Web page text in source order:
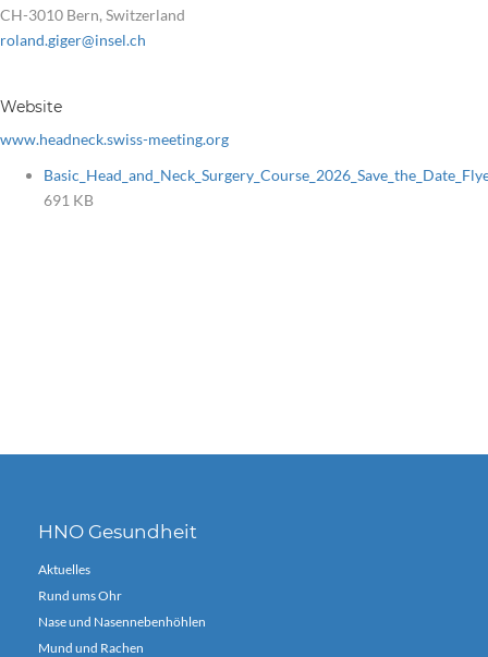
CH-3010 Bern, Switzerland
roland.giger@insel.ch
Website
www.headneck.swiss-meeting.org
691 KB
HNO Gesundheit
Aktuelles
Rund ums Ohr
Nase und Nasennebenhöhlen
Mund und Rachen